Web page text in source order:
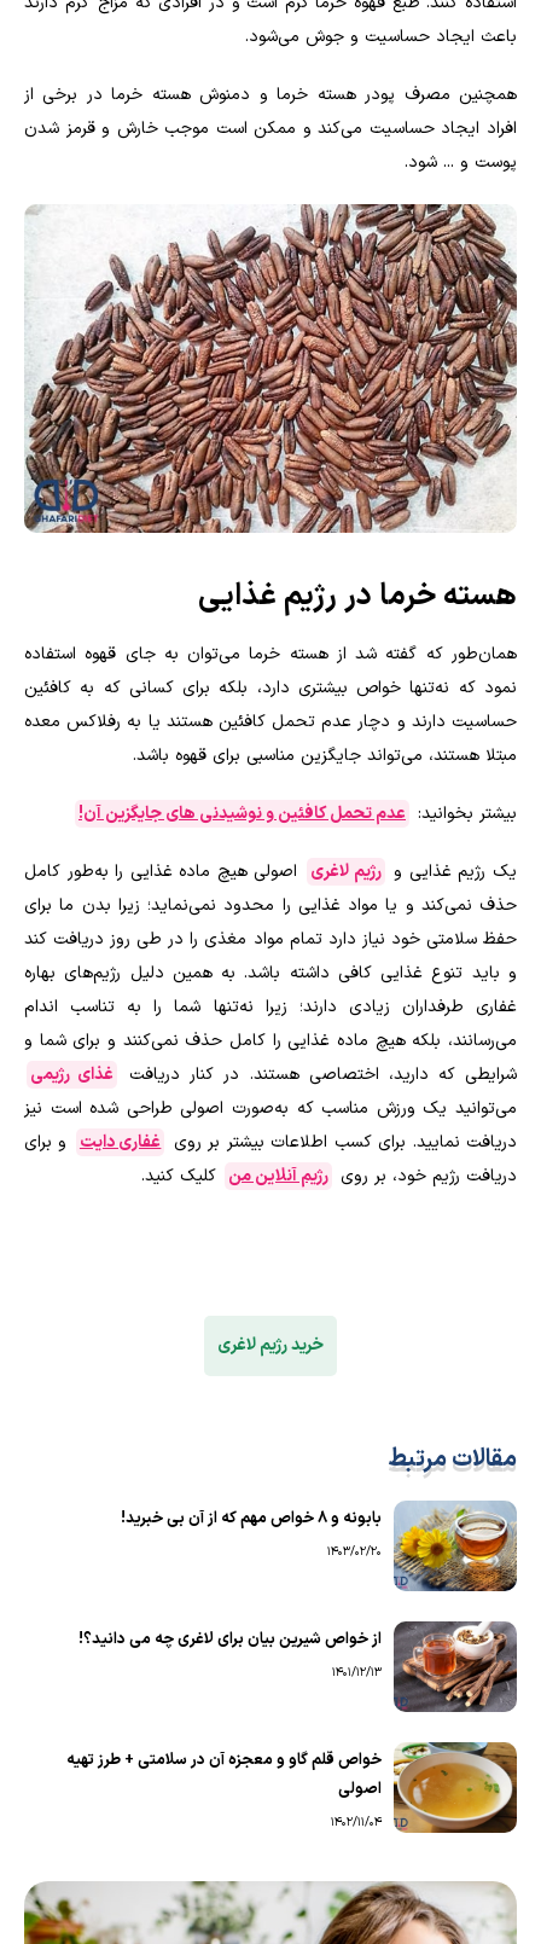
باعث ایجاد حساسیت و جوش می‌شود.
همچنین مصرف پودر هسته خرما و دمنوش هسته خرما در برخی از
افراد ایجاد حساسیت می‌کند و ممکن است موجب خارش و قرمز شدن
پوست و ... شود.
هسته خرما در رژیم غذایی
همان‌طور که گفته شد از هسته خرما می‌توان به جای قهوه استفاده
نمود که نه‌تنها خواص بیشتری دارد، بلکه برای کسانی که به کافئین
حساسیت دارند و دچار عدم تحمل کافئین هستند یا به رفلاکس معده
مبتلا هستند، می‌تواند جایگزین مناسبی برای قهوه باشد.
بیشتر بخوانید: عدم تحمل کافئین و نوشیدنی های جایگزین آن!
یک رژیم غذایی و رژیم لاغری
اصولی هیچ ماده غذایی را به‌طور کامل
حذف نمی‌کند و یا مواد غذایی را محدود نمی‌نماید؛ زیرا بدن ما برای
حفظ سلامتی خود نیاز دارد تمام مواد مغذی را در طی روز دریافت کند
و باید تنوع غذایی کافی داشته باشد. به همین دلیل رژیم‌های بهاره
غفاری طرفداران زیادی دارند؛ زیرا نه‌تنها شما را به تناسب اندام
می‌رسانند، بلکه هیچ ماده غذایی را کامل حذف نمی‌کنند و برای شما و
شرایطی که دارید، اختصاصی هستند. در کنار دریافت
غذای رژیمی
می‌توانید یک ورزش مناسب که به‌صورت اصولی طراحی شده است نیز
دریافت نمایید. برای کسب اطلاعات بیشتر بر روی غفاری دایت و برای
دریافت رژیم خود، بر روی رژیم آنلاین من کلیک کنید.
خرید رژیم لاغری
مقالات مرتبط
بابونه و 8 خواص مهم که از آن بی خبرید!
1403/02/20
از خواص شیرین بیان برای لاغری چه می دانید؟!
1401/12/13
خواص قلم گاو و معجزه آن در سلامتی + طرز تهیه
اصولی
1402/11/04